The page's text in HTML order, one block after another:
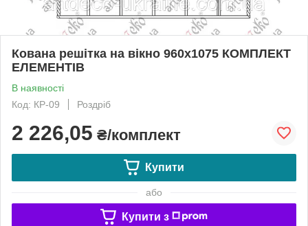
Кована решітка на вікно 960х1075 КОМПЛЕКТ
ЕЛЕМЕНТІВ
В наявності
Код: КР-09
Роздріб
2 226,05 ₴/комплект
Купити
або
Купити з